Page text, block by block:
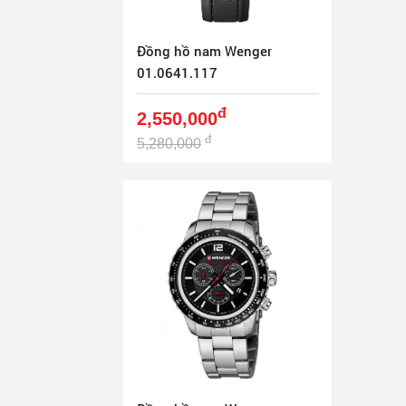
Đồng hồ nam Wenger
01.0641.117
2,550,000đ
5,280,000 đ